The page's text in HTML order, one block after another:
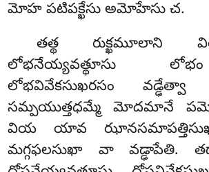
మోహ పటిపక్ఖేసు అమోహేసు చ.
తత్థ
లోభనేయ్యవత్థూసు
లోభవివేకసుఖరసం
సమ్పయుత్తధమ్మే మోదమానే
వియ యావ
మగ్గఫలసుఖా వా